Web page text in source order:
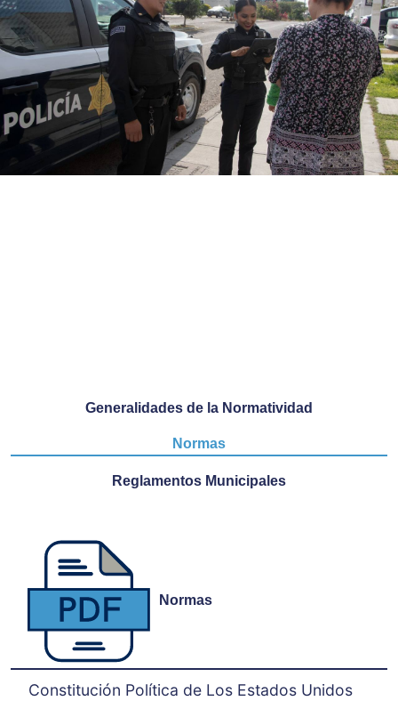
Generalidades de la Normatividad
Normas
Reglamentos Municipales
Normas
Constitución Política de Los Estados Unidos